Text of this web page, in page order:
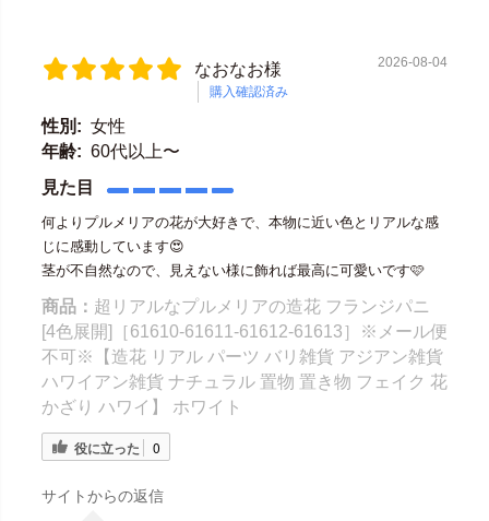
なおなお様
購入確認済み
2026-08-04
性別: 女性
年齢: 60代以上〜
見た目
何よりプルメリアの花が大好きで、本物に近い色とリアルな感
じに感動しています😍
茎が不自然なので、見えない様に飾れば最高に可愛いです🩷
商品： 超リアルなプルメリアの造花 フランジパニ
[4色展開]［61610-61611-61612-61613］※メール便
不可※【造花 リアル パーツ バリ雑貨 アジアン雑貨
ハワイアン雑貨 ナチュラル 置物 置き物 フェイク 花
かざり ハワイ】 ホワイト
役に立った 0
サイトからの返信